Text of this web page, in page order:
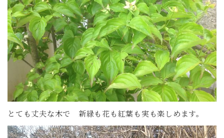
とても丈夫な木で 新緑も花も紅葉も実も楽しめます。